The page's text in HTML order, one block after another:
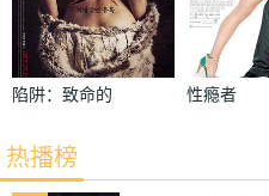
陷阱：致命的
性瘾者
热播榜